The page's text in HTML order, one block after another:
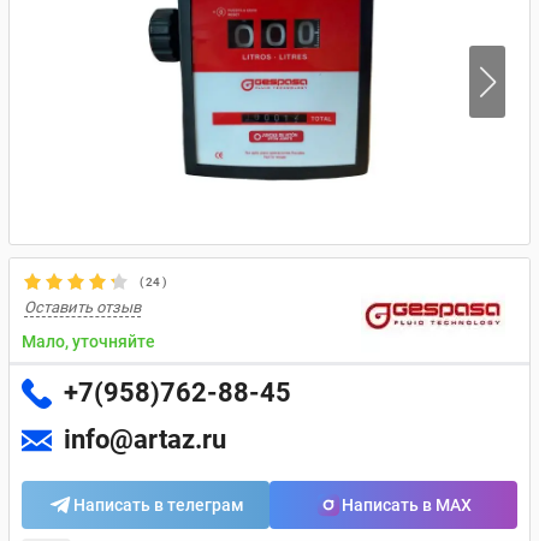
(24)
Оставить отзыв
Мало, уточняйте
+7(958)762-88-45
info@artaz.ru
Написать в телеграм Написать в MAX